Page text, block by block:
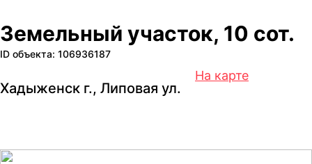
Земельный участок, 10 сот.
ID объекта: 106936187
Хадыженск г., Липовая ул.
На карте